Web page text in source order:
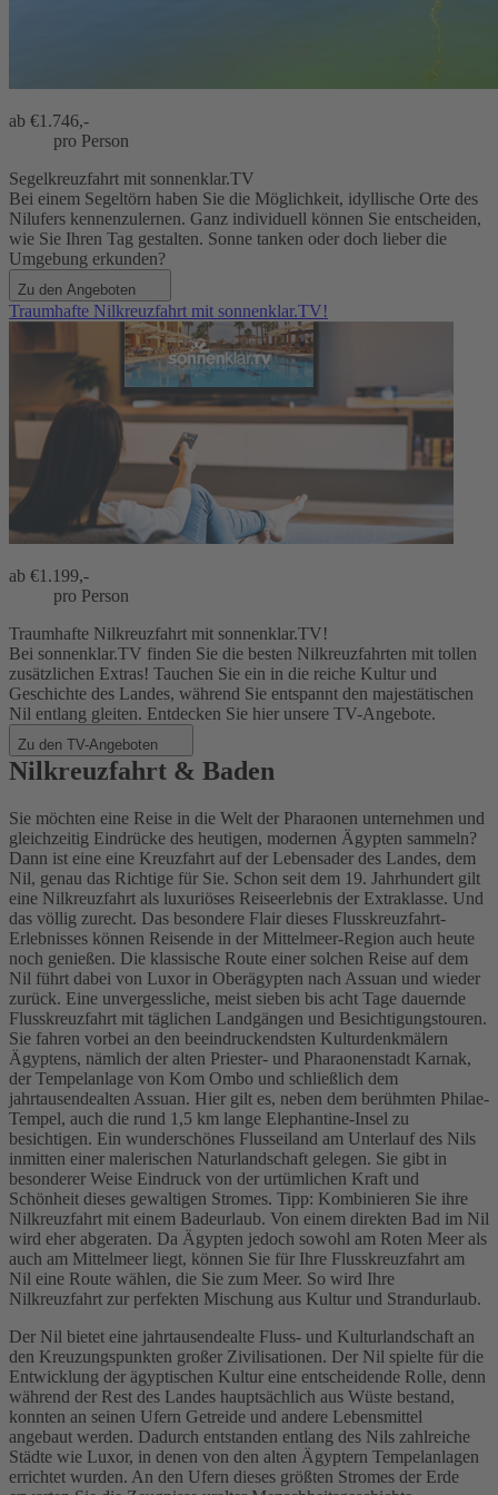
ab €1.746,-
pro Person
Segelkreuzfahrt mit sonnenklar.TV
Bei einem Segeltörn haben Sie die Möglichkeit, idyllische Orte des
Nilufers kennenzulernen. Ganz individuell können Sie entscheiden,
wie Sie Ihren Tag gestalten. Sonne tanken oder doch lieber die
Umgebung erkunden?
Zu den Angeboten
Traumhafte Nilkreuzfahrt mit sonnenklar.TV!
ab €1.199,-
pro Person
Traumhafte Nilkreuzfahrt mit sonnenklar.TV!
Bei sonnenklar.TV finden Sie die besten Nilkreuzfahrten mit tollen
zusätzlichen Extras! Tauchen Sie ein in die reiche Kultur und
Geschichte des Landes, während Sie entspannt den majestätischen
Nil entlang gleiten. Entdecken Sie hier unsere TV-Angebote.
Zu den TV-Angeboten
Nilkreuzfahrt & Baden
Sie möchten eine Reise in die Welt der Pharaonen unternehmen und
gleichzeitig Eindrücke des heutigen, modernen Ägypten sammeln?
Dann ist eine eine Kreuzfahrt auf der Lebensader des Landes, dem
Nil, genau das Richtige für Sie. Schon seit dem 19. Jahrhundert gilt
eine Nilkreuzfahrt als luxuriöses Reiseerlebnis der Extraklasse. Und
das völlig zurecht. Das besondere Flair dieses Flusskreuzfahrt-
Erlebnisses können Reisende in der Mittelmeer-Region auch heute
noch genießen. Die klassische Route einer solchen Reise auf dem
Nil führt dabei von Luxor in Oberägypten nach Assuan und wieder
zurück. Eine unvergessliche, meist sieben bis acht Tage dauernde
Flusskreuzfahrt mit täglichen Landgängen und Besichtigungstouren.
Sie fahren vorbei an den beeindruckendsten Kulturdenkmälern
Ägyptens, nämlich der alten Priester- und Pharaonenstadt Karnak,
der Tempelanlage von Kom Ombo und schließlich dem
jahrtausendealten Assuan. Hier gilt es, neben dem berühmten Philae-
Tempel, auch die rund 1,5 km lange Elephantine-Insel zu
besichtigen. Ein wunderschönes Flusseiland am Unterlauf des Nils
inmitten einer malerischen Naturlandschaft gelegen. Sie gibt in
besonderer Weise Eindruck von der urtümlichen Kraft und
Schönheit dieses gewaltigen Stromes. Tipp: Kombinieren Sie ihre
Nilkreuzfahrt mit einem Badeurlaub. Von einem direkten Bad im Nil
wird eher abgeraten. Da Ägypten jedoch sowohl am Roten Meer als
auch am Mittelmeer liegt, können Sie für Ihre Flusskreuzfahrt am
Nil eine Route wählen, die Sie zum Meer. So wird Ihre
Nilkreuzfahrt zur perfekten Mischung aus Kultur und Strandurlaub.
Der Nil bietet eine jahrtausendealte Fluss- und Kulturlandschaft an
den Kreuzungspunkten großer Zivilisationen. Der Nil spielte für die
Entwicklung der ägyptischen Kultur eine entscheidende Rolle, denn
während der Rest des Landes hauptsächlich aus Wüste bestand,
konnten an seinen Ufern Getreide und andere Lebensmittel
angebaut werden. Dadurch entstanden entlang des Nils zahlreiche
Städte wie Luxor, in denen von den alten Ägyptern Tempelanlagen
errichtet wurden. An den Ufern dieses größten Stromes der Erde